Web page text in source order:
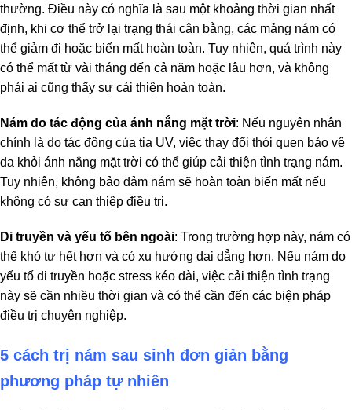
thường. Điều này có nghĩa là sau một khoảng thời gian nhất
định, khi cơ thể trở lại trạng thái cân bằng, các mảng nám có
thể giảm đi hoặc biến mất hoàn toàn. Tuy nhiên, quá trình này
có thể mất từ vài tháng đến cả năm hoặc lâu hơn, và không
phải ai cũng thấy sự cải thiện hoàn toàn.
Nám do tác động của ánh nắng mặt trời: Nếu nguyên nhân
chính là do tác động của tia UV, việc thay đổi thói quen bảo vệ
da khỏi ánh nắng mặt trời có thể giúp cải thiện tình trạng nám.
Tuy nhiên, không bảo đảm nám sẽ hoàn toàn biến mất nếu
không có sự can thiệp điều trị.
Di truyền và yếu tố bên ngoài: Trong trường hợp này, nám có
thể khó tự hết hơn và có xu hướng dai dẳng hơn. Nếu nám do
yếu tố di truyền hoặc stress kéo dài, việc cải thiện tình trạng
này sẽ cần nhiều thời gian và có thể cần đến các biện pháp
điều trị chuyên nghiệp.
5 cách trị nám sau sinh đơn giản bằng
phương pháp tự nhiên